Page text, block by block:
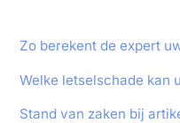
Zo berekent de expert
Welke letselschade kan
Stand van zaken bij